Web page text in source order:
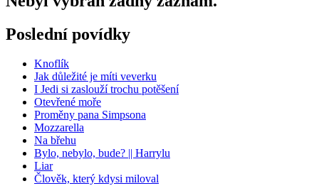
Poslední povídky
Knoflík
Jak důležité je míti veverku
I Jedi si zaslouží trochu potěšení
Otevřené moře
Proměny pana Simpsona
Mozzarella
Na břehu
Bylo, nebylo, bude? || Harrylu
Liar
Člověk, který kdysi miloval